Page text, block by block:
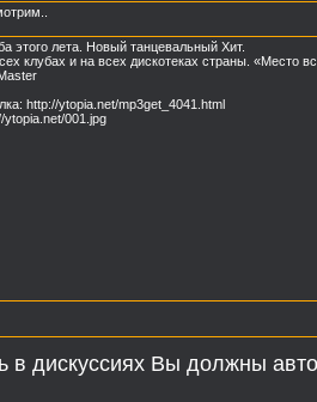
этого лета. Новый танцевальный Хит.
клубах и на всех дискотеках страны. «Место
http://ytopia.net/mp3get_4041.html
ytopia.net/001.jpg
в дискуссиях Вы должны